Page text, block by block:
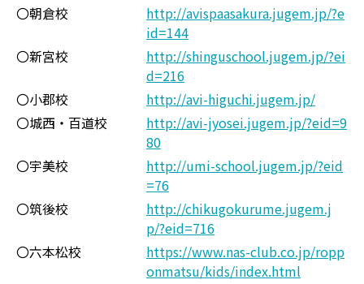
〇朝倉校
http://avispaasakura.jugem.jp/?e
id=144
〇新宮校
http://shinguschool.jugem.jp/?ei
d=216
〇小郡校
http://avi-higuchi.jugem.jp/
〇城西・百道校
http://avi-jyosei.jugem.jp/?eid=9
80
〇宇美校
http://umi-school.jugem.jp/?eid
=76
〇筑後校
http://chikugokurume.jugem.j
p/?eid=716
〇六本松校
https://www.nas-club.co.jp/ropp
onmatsu/kids/index.html